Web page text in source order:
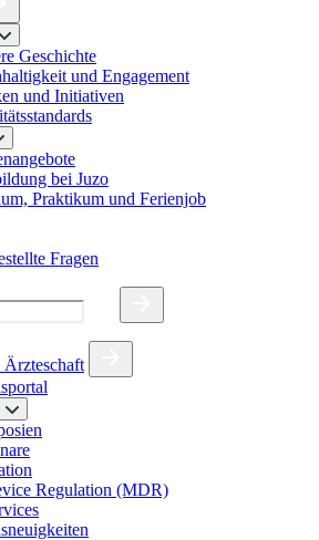
Geschichte
und Engagement
und Initiativen
bei Juzo
Praktikum und Ferienjob
Fragen
Ärzteschaft
Regulation (MDR)